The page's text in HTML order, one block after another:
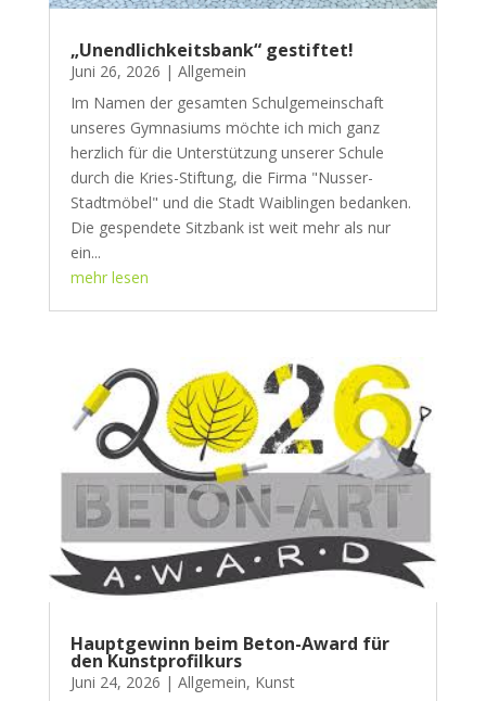
„Unendlichkeitsbank“ gestiftet!
Juni 26, 2026 | Allgemein
Im Namen der gesamten Schulgemeinschaft
unseres Gymnasiums möchte ich mich ganz
herzlich für die Unterstützung unserer Schule
durch die Kries-Stiftung, die Firma "Nusser-
Stadtmöbel" und die Stadt Waiblingen bedanken.
Die gespendete Sitzbank ist weit mehr als nur
ein...
mehr lesen
Hauptgewinn beim Beton-Award für
den Kunstprofilkurs
Juni 24, 2026 | Allgemein, Kunst